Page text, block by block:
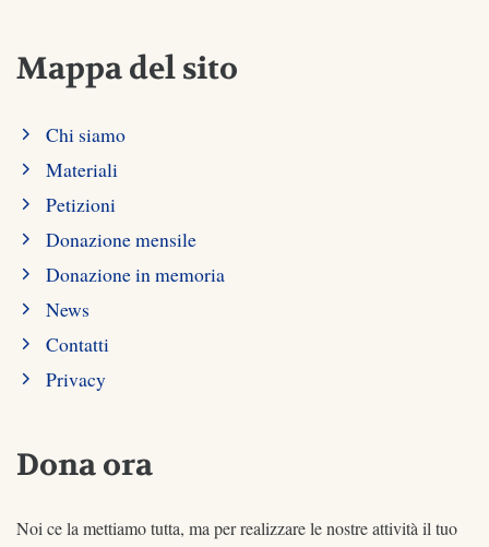
Mappa del sito
Chi siamo
Materiali
Petizioni
Donazione mensile
Donazione in memoria
News
Contatti
Privacy
Dona ora
Noi ce la mettiamo tutta, ma per realizzare le nostre attività il tuo